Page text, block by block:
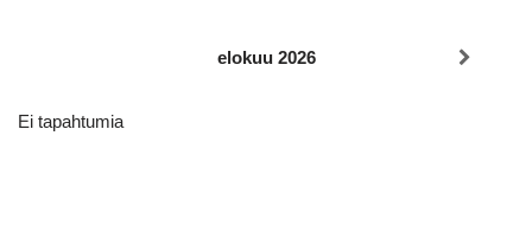
elokuu 2026
Ei tapahtumia